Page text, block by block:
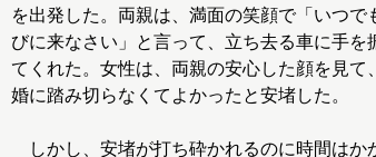
を出発した。両親は、満面の笑顔で「いつで
びに来なさい」と言って、立ち去る車に手を
てくれた。女性は、両親の安心した顔を見て
婚に踏み切らなくてよかったと安堵した。
しかし、安堵が打ち砕かれるのに時間はか